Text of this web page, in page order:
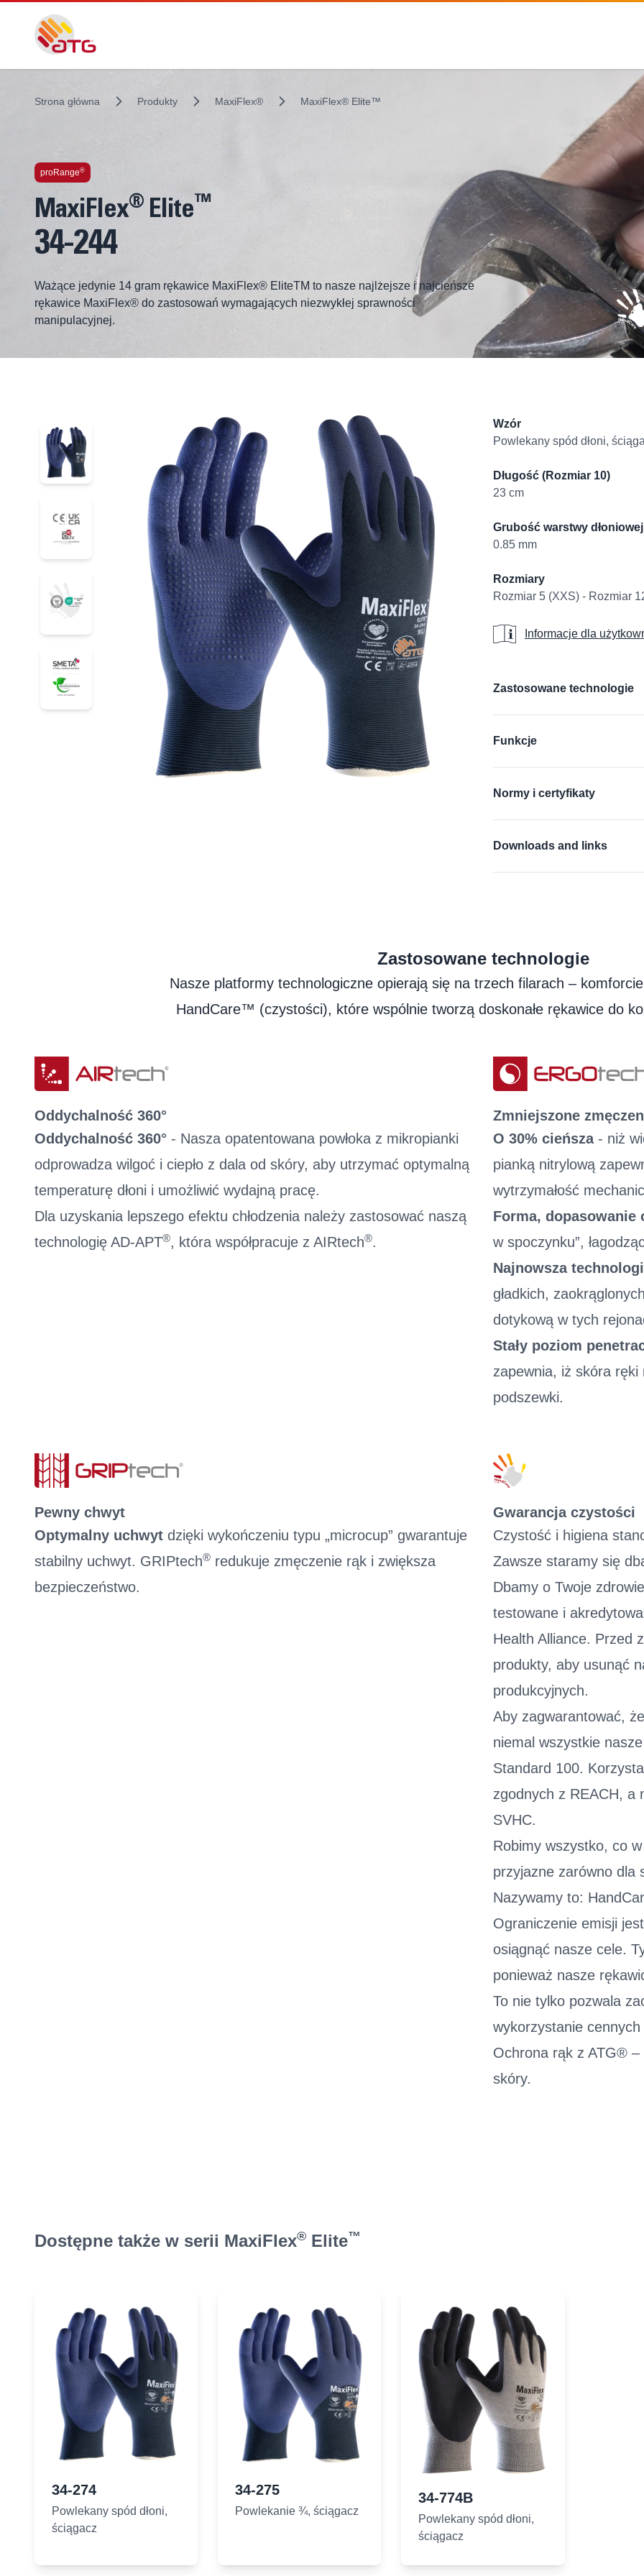
Strona główna Produkty MaxiFlex® MaxiFlex® Elite™
proRange®
MaxiFlex®Elite™
34-244
Ważące jedynie 14 gram rękawice MaxiFlex® EliteTM to nasze najlżejsze i najcieńsze
rękawice MaxiFlex® do zastosowań wymagających niezwykłej sprawności
manipulacyjnej.
Zastosowane technologie
34-244
34-244
Product
Wzór
Powlekany spód dłoni,
Długość (Rozmiar 10)
23 cm
Grubość warstwy dłoniowej
0.85 mm
Rozmiary
Rozmiar 5 (XXS) - Rozmiar
Informacje dla
Informacje dla
Zastosowane technologie
Funkcje
Normy i certyfikaty
Dowiedz się więcej
Downloads and links
Karta charakterystki
Instrukcje dotyczące
Informacje dla
Zastosowane technologie
Nasze platformy technologiczne opierają się na trzech filarach –
HandCare™ (czystości), które wspólnie tworzą doskonałe rękawice do
Oddychalność 360°
Oddychalność 360° - Nasza opatentowana powłoka z mikropianki
odprowadza wilgoć i ciepło z dala od skóry, aby utrzymać optymalną
temperaturę dłoni i umożliwić wydajną pracę.
Dla uzyskania lepszego efektu chłodzenia należy zastosować naszą
technologię AD-APT®, która współpracuje z AIRtech®.
Zmniejszone
O 30% cieńsza- niż
pianką nitrylową
wytrzymałość
Forma, dopasowanie
w spoczynku”,
Najnowsza
gładkich,
dotykową w tych
Stały poziom
zapewnia, iż skóra ręki
podszewki.
Pewny chwyt
Optymalny uchwyt dzięki wykończeniu typu „microcup” gwarantuje
stabilny uchwyt. GRIPtech® redukuje zmęczenie rąk i zwiększa
bezpieczeństwo.
Gwarancja czystości
Czystość i higiena
Zawsze staramy się
Dbamy o Twoje
testowane i
Health Alliance. Przed
produkty, aby usunąć
produkcyjnych.
Aby zagwarantować,
niemal wszystkie
Standard 100.
zgodnych z REACH, a
SVHC.
Robimy wszystko, co
przyjazne zarówno dla
Nazywamy to:
Ograniczenie emisji
osiągnąć nasze cele.
ponieważ nasze
To nie tylko pozwala
wykorzystanie cennych
Ochrona rąk z ATG®
skóry.
Dostępne także w serii MaxiFlex® Elite™
34-274
Powlekany spód dłoni,
ściągacz
34-275
Powlekanie ¾, ściągacz
34-774B
Powlekany spód dłoni,
ściągacz